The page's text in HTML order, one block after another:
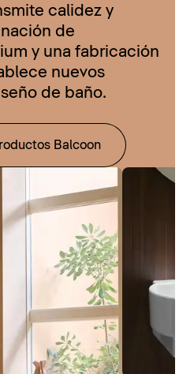
calidez y
de
y una fabricación
nuevos
de baño.
Balcoon